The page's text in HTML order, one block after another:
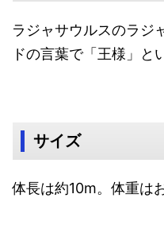
ラジャサウルスのラジ
ドの言葉で「王様」と
サイズ
体長は約10m。体重は